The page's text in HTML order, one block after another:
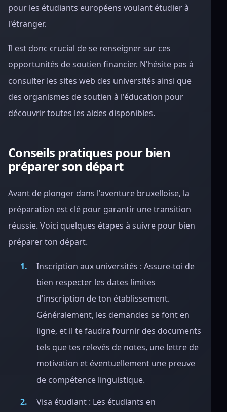
pour les étudiants européens voulant étudier à
l'étranger.
Il est donc crucial de se renseigner sur ces
opportunités de soutien financier. N'hésite pas à
consulter les sites web des universités ainsi que
des organismes de soutien à l'éducation pour
découvrir toutes les aides disponibles.
Conseils pratiques pour bien
préparer son départ
Avant de plonger dans l'aventure bruxelloise, la
préparation est clé pour garantir une transition
réussie. Voici quelques étapes à suivre pour bien
préparer ton départ.
Inscription aux universités : Assure-toi de
bien respecter les dates limites
d'inscription de ton établissement.
Généralement, les demandes se font en
ligne, et il te faudra fournir des documents
tels que tes relevés de notes, une lettre de
motivation et éventuellement une preuve
de compétence linguistique.
Visa étudiant : Les étudiants en